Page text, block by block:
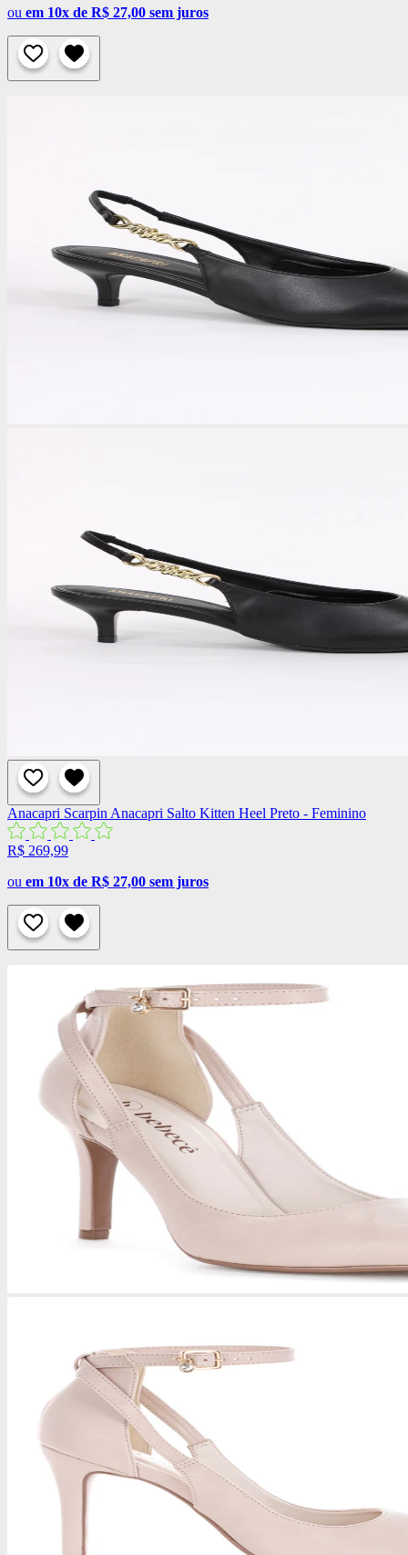
ou em 10x de R$ 27,00 sem juros
Anacapri Scarpin Anacapri Salto Kitten Heel Preto - Feminino
R$ 269,99
ou em 10x de R$ 27,00 sem juros